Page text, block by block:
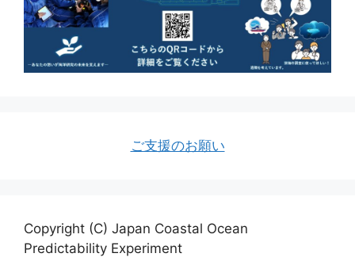
ご支援のお願い
Copyright (C) Japan Coastal Ocean
Predictability Experiment